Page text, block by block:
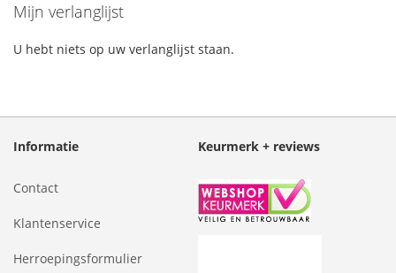
Mijn verlanglijst
U hebt niets op uw verlanglijst staan.
Informatie
Contact
Klantenservice
Herroepingsformulier
Keurmerk + reviews